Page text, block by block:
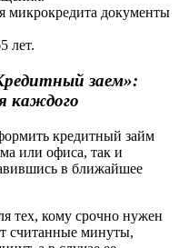
микрокредита документы
лет.
заем»:
каждого
кредитный займ
или офиса, так и
в ближайшее
тех, кому срочно нужен
считанные минуты,